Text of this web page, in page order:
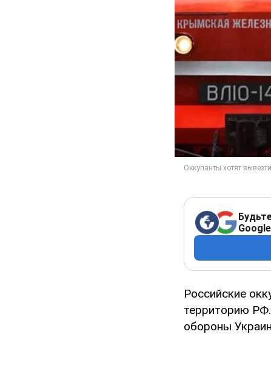
Google
Российские
территорию
обороны